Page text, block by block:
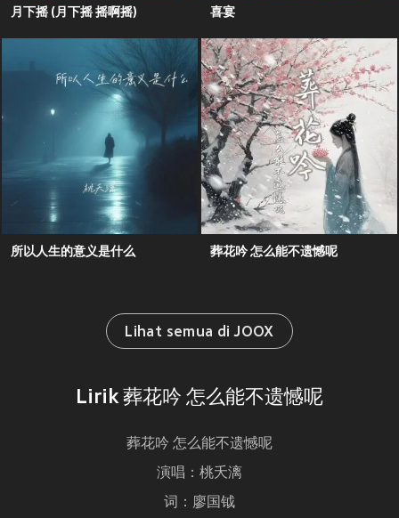
月下摇 (月下摇 摇啊摇) 喜宴
所以人生的意义是什么 葬花吟 怎么能不遗憾呢
Lihat semua di JOOX
Lirik 葬花吟 怎么能不遗憾呢
葬花吟 怎么能不遗憾呢
演唱：桃夭漓
词：廖国钺